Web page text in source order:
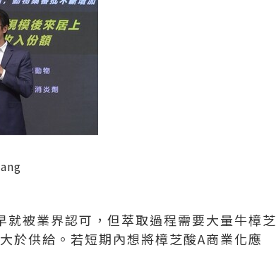
被業界認可，但萃取過程需要大量牛樟芝
於供給。若短期內想將樟芝酸A商業化應